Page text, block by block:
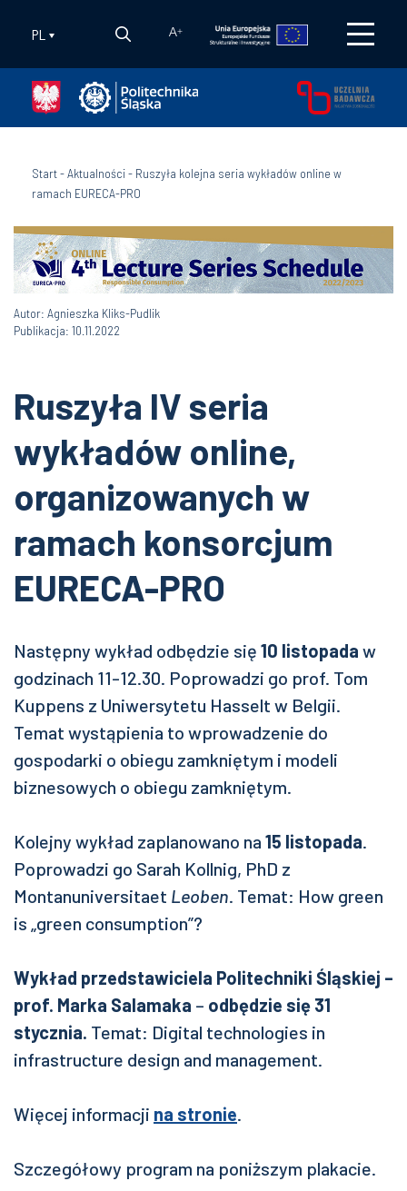
PL A+
Start-Aktualności- Ruszyła kolejna seria wykładów online w
ramach EURECA-PRO
Autor: Agnieszka Kliks-Pudlik
Publikacja: 10.11.2022
Ruszyła IV seria
wykładów online,
organizowanych w
ramach konsorcjum
EURECA-PRO
Następny wykład odbędzie się 10 listopada w
godzinach 11-12.30. Poprowadzi go prof. Tom
Kuppens z Uniwersytetu Hasselt w Belgii.
Temat wystąpienia to wprowadzenie do
gospodarki o obiegu zamkniętym i modeli
biznesowych o obiegu zamkniętym.
Kolejny wykład zaplanowano na 15 listopada.
Poprowadzi go Sarah Kollnig, PhD z
Montanuniversitaet Leoben. Temat: How green
is „green consumption”?
Wykład przedstawiciela Politechniki Śląskiej –
prof. Marka Salamaka – odbędzie się 31
stycznia. Temat: Digital technologies in
infrastructure design and management.
Więcej informacji na stronie.
Szczegółowy program na poniższym plakacie.